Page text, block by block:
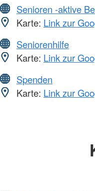
Senioren -aktive
Karte: Link zur
Seniorenhilfe
Karte: Link zur
Spenden
Karte: Link zur